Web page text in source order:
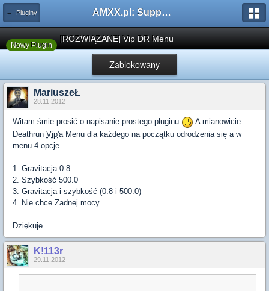
← Pluginy AMXX.pl: Support AMX Mod X i SourceMod
Nowy Plugin
[ROZWIĄZANE] Vip DR Menu
Zablokowany
MariuszeŁ
28.11.2012
Witam śmie prosić o napisanie prostego pluginu
A mianowicie
Deathrun Vip'a Menu dla każdego na początku odrodzenia się a w
menu 4 opcje
1. Gravitacja 0.8
2. Szybkość 500.0
3. Gravitacja i szybkość (0.8 i 500.0)
4. Nie chce Zadnej mocy
Dziękuje .
K!113r
29.11.2012